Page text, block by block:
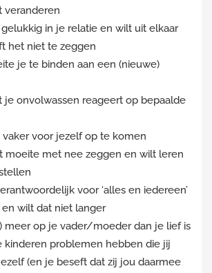
veranderen
in je relatie en wilt uit elkaar
het niet te zeggen
je te binden aan een (nieuwe)
je onvolwassen reageert op bepaalde
voor jezelf op te komen
moeite met nee zeggen en wilt leren
voor ‘alles en iedereen’
wilt dat niet langer
meer op je vader/moeder dan je lief is
kinderen problemen hebben die jij
(en je beseft dat zij jou daarmee